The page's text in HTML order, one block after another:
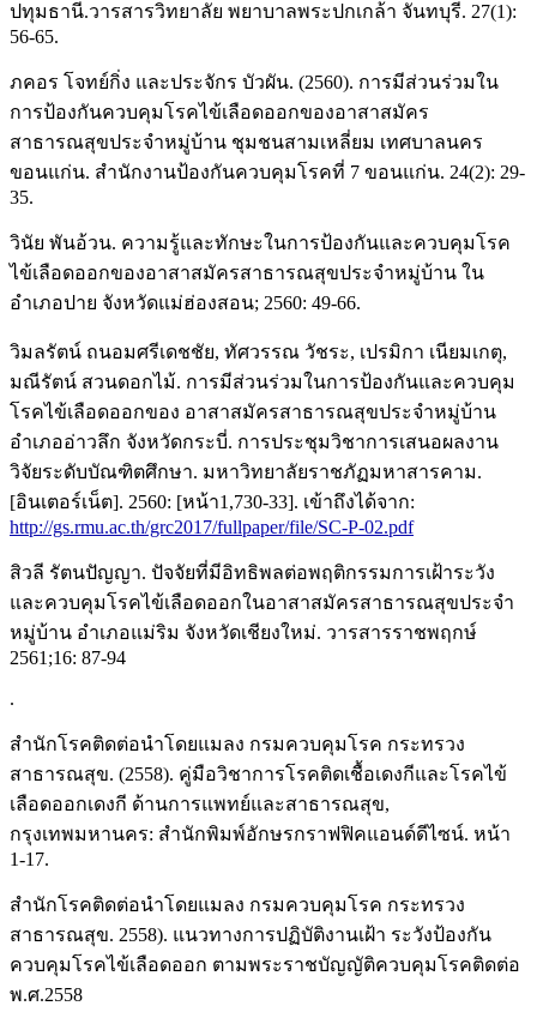
ปทุมธานี.วารสารวิทยาลัย พยาบาลพระปกเกล้า จันทบุรี. 27(1):
56-65.
ภคอร โจทย์กิ่ง และประจักร บัวผัน. (2560). การมีส่วนร่วมใน
การป้องกันควบคุมโรคไข้เลือดออกของอาสาสมัคร
สาธารณสุขประจำหมู่บ้าน ชุมชนสามเหลี่ยม เทศบาลนคร
ขอนแก่น. สำนักงานป้องกันควบคุมโรคที่ 7 ขอนแก่น. 24(2): 29-
35.
วินัย พันอ้วน. ความรู้และทักษะในการป้องกันและควบคุมโรค
ไข้เลือดออกของอาสาสมัครสาธารณสุขประจำหมู่บ้าน ใน
อำเภอปาย จังหวัดแม่ฮ่องสอน; 2560: 49-66.
วิมลรัตน์ ถนอมศรีเดชชัย, ทัศวรรณ วัชระ, เปรมิกา เนียมเกตุ,
มณีรัตน์ สวนดอกไม้. การมีส่วนร่วมในการป้องกันและควบคุม
โรคไข้เลือดออกของ อาสาสมัครสาธารณสุขประจำหมู่บ้าน
อำเภออ่าวลึก จังหวัดกระบี่. การประชุมวิชาการเสนอผลงาน
วิจัยระดับบัณฑิตศึกษา. มหาวิทยาลัยราชภัฏมหาสารคาม.
[อินเตอร์เน็ต]. 2560: [หน้า1,730-33]. เข้าถึงได้จาก:
http://gs.rmu.ac.th/grc2017/fullpaper/file/SC-P-02.pdf
สิวลี รัตนปัญญา. ปัจจัยที่มีอิทธิพลต่อพฤติกรรมการเฝ้าระวัง
และควบคุมโรคไข้เลือดออกในอาสาสมัครสาธารณสุขประจำ
หมู่บ้าน อำเภอแม่ริม จังหวัดเชียงใหม่. วารสารราชพฤกษ์
2561;16: 87-94
.
สำนักโรคติดต่อนำโดยแมลง กรมควบคุมโรค กระทรวง
สาธารณสุข. (2558). คู่มือวิชาการโรคติดเชื้อเดงกีและโรคไข้
เลือดออกเดงกี ด้านการแพทย์และสาธารณสุข,
กรุงเทพมหานคร: สำนักพิมพ์อักษรกราฟฟิคแอนด์ดีไซน์. หน้า
1-17.
สำนักโรคติดต่อนำโดยแมลง กรมควบคุมโรค กระทรวง
สาธารณสุข. 2558). แนวทางการปฏิบัติงานเฝ้า ระวังป้องกัน
ควบคุมโรคไข้เลือดออก ตามพระราชบัญญัติควบคุมโรคติดต่อ
พ.ศ.2558